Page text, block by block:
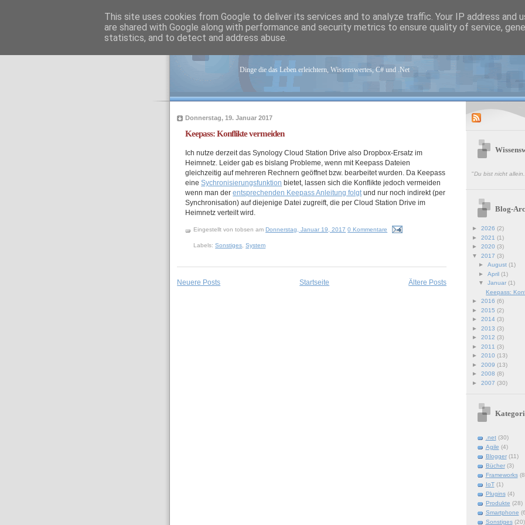
Dinge die das Leben erleichtern, Wissenswertes, C# und .Net
Donnerstag, 19. Januar 2017
Keepass: Konflikte vermeiden
Ich nutze derzeit das Synology Cloud Station Drive also Dropbox-Ersatz im
Heimnetz. Leider gab es bislang Probleme, wenn mit Keepass Dateien
gleichzeitig auf mehreren Rechnern geöffnet bzw. bearbeitet wurden. Da Keepass
eineSychronisierungsfunktion bietet, lassen sich die Konflikte jedoch vermeiden
wenn man derentsprechenden Keepass Anleitung folgt und nur noch indirekt (per
Synchronisation) auf diejenige Datei zugreift, die per Cloud Station Drive im
Heimnetz verteilt wird.
Eingestellt vontobsen amDonnerstag, Januar 19, 2017 0 Kommentare
Labels:Sonstiges ,System
Neuere Posts Ältere Posts
Startseite
"Du bist nicht
Blog-
► 2026 (2)
► 2021 (1)
► 2020 (3)
▼ 2017 (3)
►August(1)
►April(1)
▼Januar(1)
Keepass:
► 2016 (6)
► 2015 (2)
► 2014 (3)
► 2013 (3)
► 2012 (3)
► 2011 (3)
► 2010 (13)
► 2009 (13)
► 2008 (8)
► 2007 (30)
.net (30)
Agile (4)
Blogger (11)
Bücher (3)
Frameworks
IoT (1)
Plugins (4)
Produkte (28)
Smartphone
Sonstiges (20)
This site uses cookies from Google to deliver its services and to analyze traffic. Your IP address and
are shared with Google along with performance and security metrics to ensure quality of service,
statistics, and to detect and address abuse.